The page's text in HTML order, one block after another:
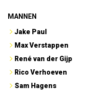
MANNEN
Jake Paul
Max Verstappen
René van der Gijp
Rico Verhoeven
Sam Hagens